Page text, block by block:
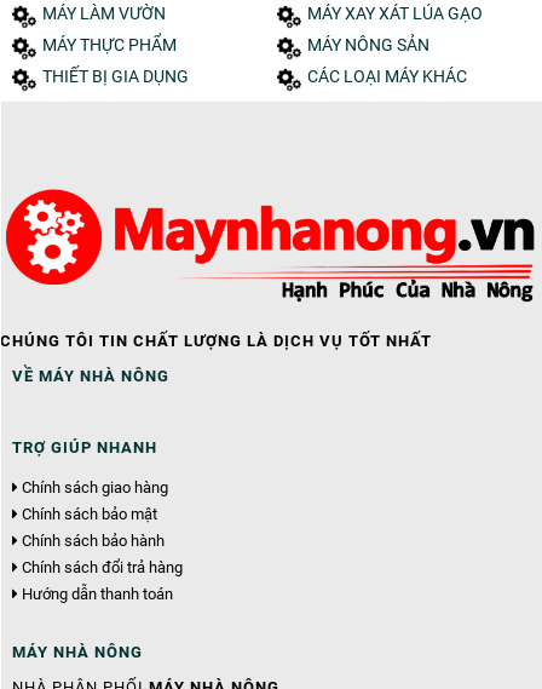
MÁY LÀM VƯỜN
MÁY XAY XÁT LÚA GẠO
MÁY THỰC PHẨM
MÁY NÔNG SẢN
THIẾT BỊ GIA DỤNG
CÁC LOẠI MÁY KHÁC
CHÚNG TÔI TIN CHẤT LƯỢNG LÀ DỊCH VỤ TỐT NHẤT
VỀ MÁY NHÀ NÔNG
TRỢ GIÚP NHANH
Chính sách giao hàng
Chính sách bảo mật
Chính sách bảo hành
Chính sách đổi trả hàng
Hướng dẫn thanh toán
MÁY NHÀ NÔNG